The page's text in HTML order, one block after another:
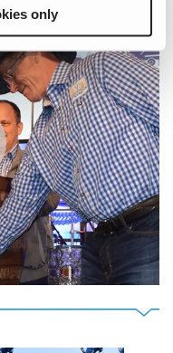
only
pour cette fonction